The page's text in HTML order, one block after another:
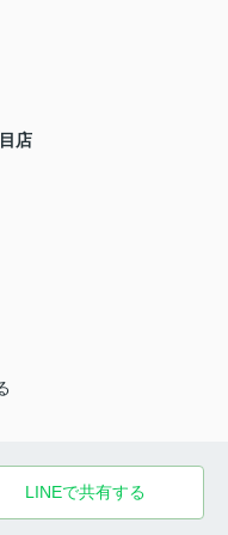
店
LINEで共有する